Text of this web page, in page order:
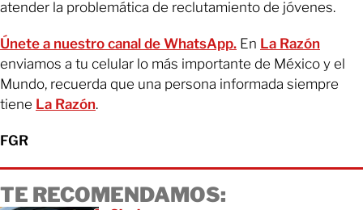
atender la problemática de reclutamiento de jóvenes.
Únete a nuestro canal de WhatsApp. En La Razón
enviamos a tu celular lo más importante de México y el
Mundo, recuerda que una persona informada siempre
tiene La Razón.
FGR
TE RECOMENDAMOS: